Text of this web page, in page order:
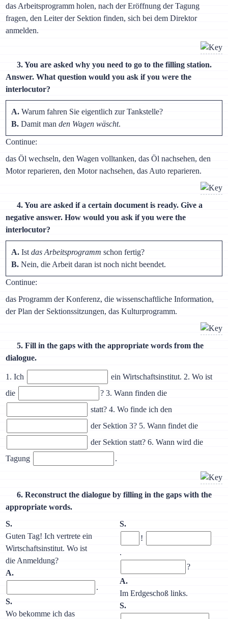
das Arbeitsprogramm holen, nach der Eröffnung der Tagung
fragen, den Leiter der Sektion finden, sich bei dem Direktor
anmelden.
3. You are asked why you need to go to the filling station.
Answer. What question would you ask if you were the
interlocutor?
A. Warum fahren Sie eigentlich zur Tankstelle?
B. Damit manden Wagen wäscht.
Continue:
das Öl wechseln, den Wagen volltanken, das Öl nachsehen, den
Motor reparieren, den Motor nachsehen, das Auto reparieren.
4. You are asked if a certain document is ready. Give a
negative answer. How would you ask if you were the
interlocutor?
A. Istdas Arbeitsprogramm schon fertig?
B. Nein, die Arbeit daran ist noch nicht beendet.
Continue:
das Programm der Konferenz, die wissenschaftliche Information,
der Plan der Sektionssitzungen, das Kulturprogramm.
5. Fill in the gaps with the appropriate words from the
dialogue.
1. Ich
ein Wirtschaftsinstitut. 2. Wo ist
die
? 3. Wann finden die
statt? 4. Wo finde ich den
der Sektion 3? 5. Wann findet die
der Sektion statt? 6. Wann wird die
Tagung
.
6. Reconstruct the dialogue by filling in the gaps with the
appropriate words.
S.
Guten Tag! Ich vertrete ein
Wirtschaftsinstitut. Wo ist
die Anmeldung?
A.
.
S.
Wo bekomme ich das
S.
!
.
?
A.
Im Erdgeschoß links.
S.